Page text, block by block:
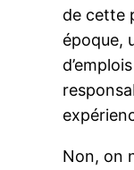
de cette
époque,
Non, on